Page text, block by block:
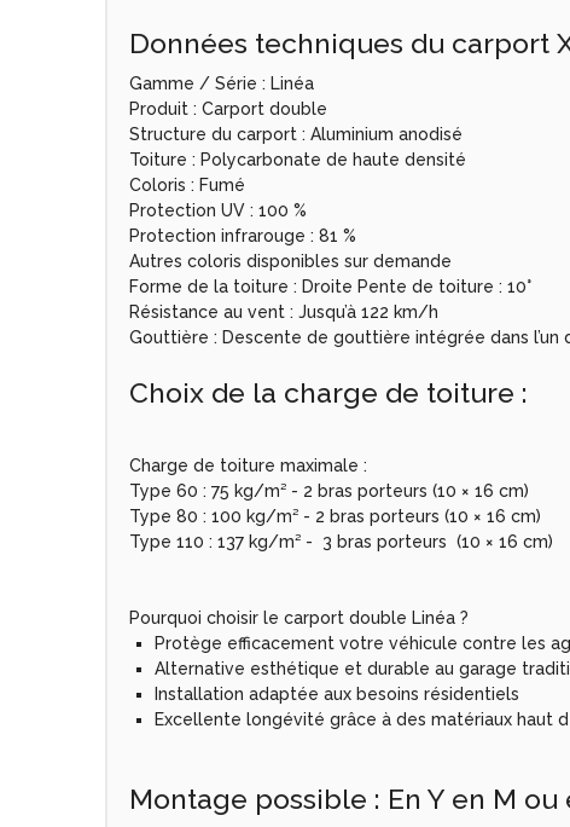
Données techniques du carport
Gamme / Série : Linéa
Produit : Carport double
Structure du carport : Aluminium anodisé
Toiture : Polycarbonate de haute densité
Coloris : Fumé
Protection UV : 100 %
Protection infrarouge : 81 %
Autres coloris disponibles sur demande
Forme de la toiture : Droite Pente de toiture : 10°
Résistance au vent : Jusqu’à 122 km/h
Gouttière : Descente de gouttière intégrée dans l’un
Choix de la charge de toiture :
Charge de toiture maximale :
Type 60 : 75 kg/m² - 2 bras porteurs (10 × 16 cm)
Type 80 : 100 kg/m² - 2 bras porteurs (10 × 16 cm)
Type 110 : 137 kg/m² - 3 bras porteurs (10 × 16 cm)
Pourquoi choisir le carport double Linéa ?
Protège efficacement votre véhicule contre les
Alternative esthétique et durable au garage
Installation adaptée aux besoins résidentiels
Excellente longévité grâce à des matériaux haut
Montage possible : En Y en M ou